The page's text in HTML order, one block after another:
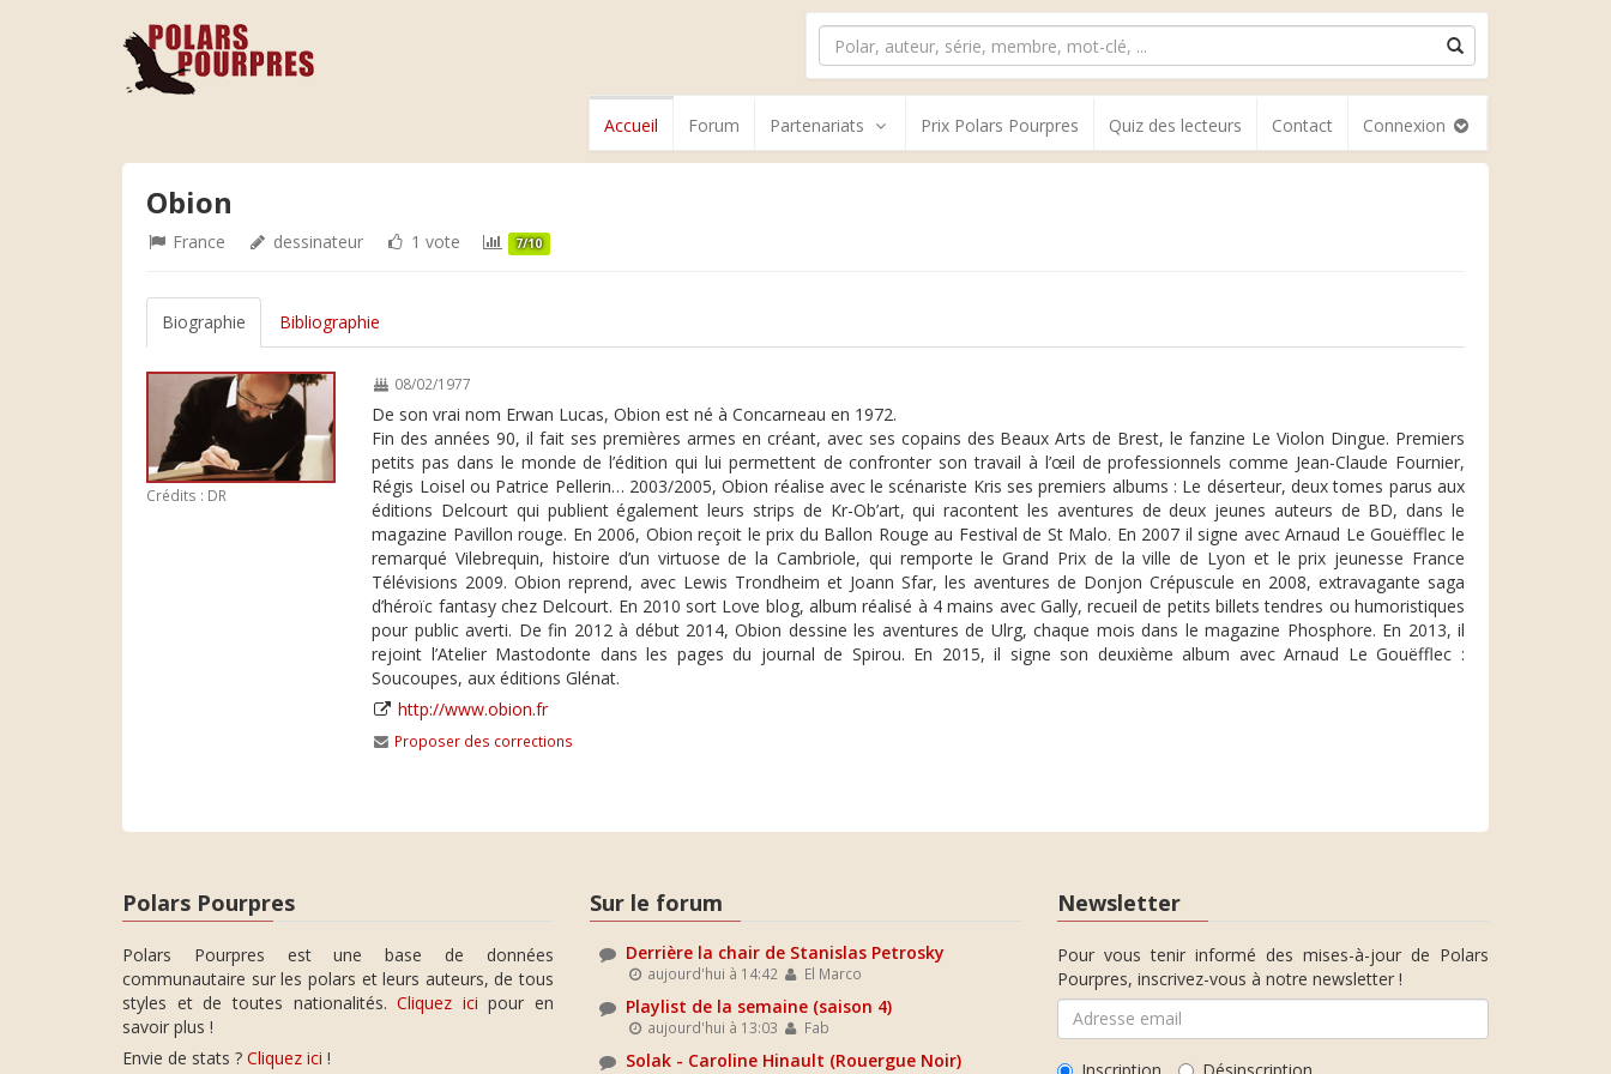
Accueil Forum Partenariats Prix Polars Pourpres Quiz des lecteurs Contact Connexion
Obion
France dessinateur 1 vote 7/10
Biographie Bibliographie
Crédits : DR
08/02/1977
De son vrai nom Erwan Lucas, Obion est né à Concarneau en 1972.
Fin des années 90, il fait ses premières armes en créant, avec ses copains des Beaux Arts de Brest, le fanzine Le Violon Dingue. Premiers
petits pas dans le monde de l’édition qui lui permettent de confronter son travail à l’œil de professionnels comme Jean-Claude Fournier,
Régis Loisel ou Patrice Pellerin… 2003/2005, Obion réalise avec le scénariste Kris ses premiers albums : Le déserteur, deux tomes parus aux
éditions Delcourt qui publient également leurs strips de Kr-Ob’art, qui racontent les aventures de deux jeunes auteurs de BD, dans le
magazine Pavillon rouge. En 2006, Obion reçoit le prix du Ballon Rouge au Festival de St Malo. En 2007 il signe avec Arnaud Le Gouëfflec le
remarqué Vilebrequin, histoire d’un virtuose de la Cambriole, qui remporte le Grand Prix de la ville de Lyon et le prix jeunesse France
Télévisions 2009. Obion reprend, avec Lewis Trondheim et Joann Sfar, les aventures de Donjon Crépuscule en 2008, extravagante saga
d’héroïc fantasy chez Delcourt. En 2010 sort Love blog, album réalisé à 4 mains avec Gally, recueil de petits billets tendres ou humoristiques
pour public averti. De fin 2012 à début 2014, Obion dessine les aventures de Ulrg, chaque mois dans le magazine Phosphore. En 2013, il
rejoint l’Atelier Mastodonte dans les pages du journal de Spirou. En 2015, il signe son deuxième album avec Arnaud Le Gouëfflec :
Soucoupes, aux éditions Glénat.
http://www.obion.fr
Proposer des corrections
Polars Pourpres
Polars Pourpres est une base de données
communautaire sur les polars et leurs auteurs, de tous
styles et de toutes nationalités.Cliquez ici pour en
savoir plus !
Envie de stats ? Cliquez ici !
Sur le forum
Derrière la chair de Stanislas Petrosky
aujourd'hui à 14:42 El Marco
Playlist de la semaine (saison 4)
aujourd'hui à 13:03 Fab
Solak - Caroline Hinault (Rouergue Noir)
Newsletter
Pour vous tenir informé des mises-à-jour de Polars
Pourpres, inscrivez-vous à notre newsletter !